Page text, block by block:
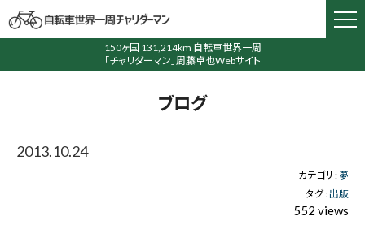
150ヶ国 131,214km 自転車世界一周
「チャリダーマン」周藤卓也Webサイト
ブログ
2013.10.24
カテゴリ : 夢
タグ : 出版
552 views